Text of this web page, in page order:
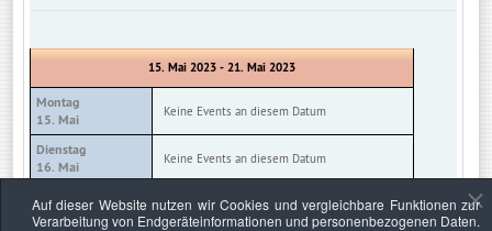
15. Mai 2023 - 21. Mai 2023
Montag
15. Mai
Keine Events an diesem Datum
Dienstag
16. Mai
Keine Events an diesem Datum
Mittwoch
17. Mai
Keine Events an diesem Datum
Auf dieser Website nutzen wir Cookies und vergleichbare Funktionen zur
Verarbeitung von Endgeräteinformationen und personenbezogenen Daten.